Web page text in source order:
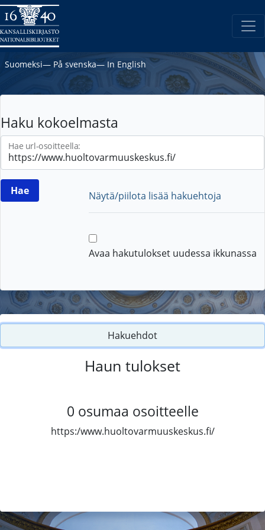
Suomeksi― På svenska― In English
Haku kokoelmasta
Hae url-osoitteella:
Näytä/piilota lisää hakuehtoja
Avaa hakutulokset uudessa ikkunassa
Hakuehdot
Haun tulokset
0 osumaa osoitteelle
https:/www.huoltovarmuuskeskus.fi/